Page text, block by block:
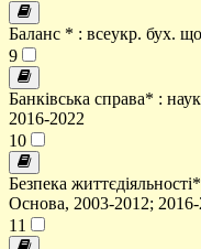
Баланс * : всеукр. бух.
9
Банківська справа* :
2016-2022
10
Безпека
Основа, 2003-2012; 2016-
11